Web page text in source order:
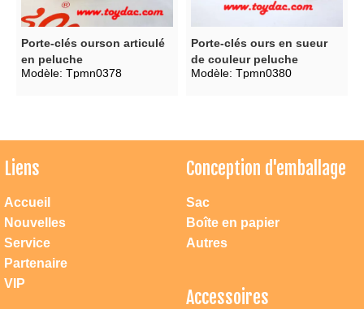
Porte-clés ourson articulé
en peluche
Modèle: Tpmn0378
Porte-clés ours en sueur
de couleur peluche
Modèle: Tpmn0380
Liens
Accueil
Nouvelles
Service
Partenaire
VIP
Conception d'emballage
Sac
Boîte en papier
Autres
Accessoires